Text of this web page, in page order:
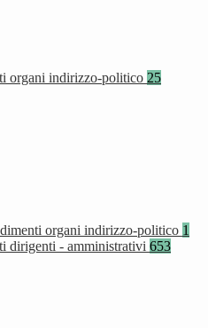
organi indirizzo-politico 25
organi indirizzo-politico 1
dirigenti - amministrativi 653